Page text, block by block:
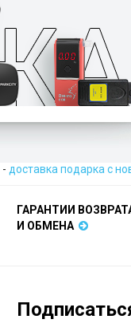
- доставка подарка с
ГАРАНТИИ
И ОБМЕНА